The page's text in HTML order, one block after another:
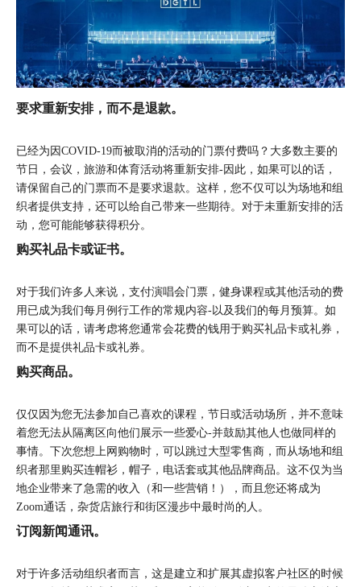
要求重新安排，而不是退款。
已经为因COVID-19而被取消的活动的门票付费吗？大多数主要的
节日，会议，旅游和体育活动将重新安排-因此，如果可以的话，
请保留自己的门票而不是要求退款。这样，您不仅可以为场地和组
织者提供支持，还可以给自己带来一些期待。对于未重新安排的活
动，您可能能够获得积分。
购买礼品卡或证书。
对于我们许多人来说，支付演唱会门票，健身课程或其他活动的费
用已成为我们每月例行工作的常规内容-以及我们的每月预算。如
果可以的话，请考虑将您通常会花费的钱用于购买礼品卡或礼券，
而不是提供礼品卡或礼券。
购买商品。
仅仅因为您无法参加自己喜欢的课程，节日或活动场所，并不意味
着您无法从隔离区向他们展示一些爱心-并鼓励其他人也做同样的
事情。下次您想上网购物时，可以跳过大型零售商，而从场地和组
织者那里购买连帽衫，帽子，电话套或其他品牌商品。这不仅为当
地企业带来了急需的收入（和一些营销！），而且您还将成为
Zoom通话，杂货店旅行和街区漫步中最时尚的人。
订阅新闻通讯。
对于许多活动组织者而言，这是建立和扩展其虚拟客户社区的时候